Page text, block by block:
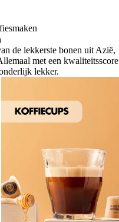
de lekkerste bonen uit Azië,
met een kwaliteitsscore
lekker.